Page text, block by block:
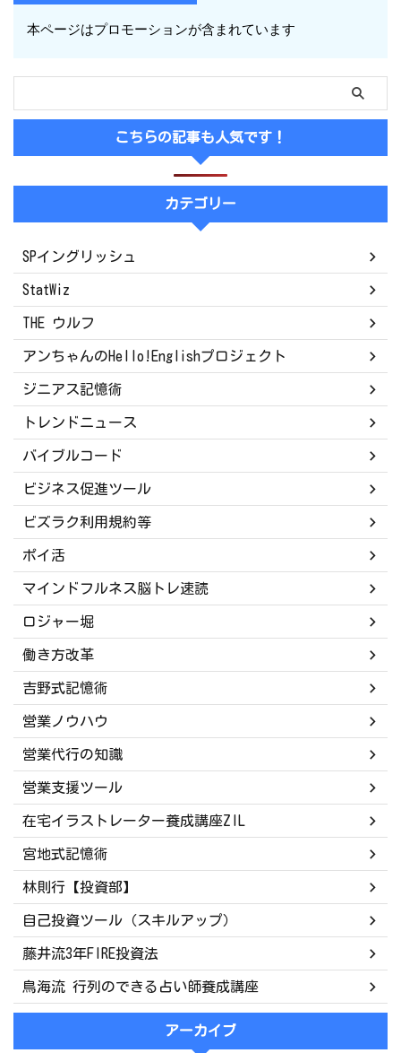
本ページはプロモーションが含まれています
こちらの記事も人気です！
カテゴリー
SPイングリッシュ
StatWiz
THE ウルフ
アンちゃんのHello!Englishプロジェクト
ジニアス記憶術
トレンドニュース
バイブルコード
ビジネス促進ツール
ビズラク利用規約等
ポイ活
マインドフルネス脳トレ速読
ロジャー堀
働き方改革
吉野式記憶術
営業ノウハウ
営業代行の知識
営業支援ツール
在宅イラストレーター養成講座ZIL
宮地式記憶術
林則行【投資部】
自己投資ツール（スキルアップ）
藤井流3年FIRE投資法
鳥海流 行列のできる占い師養成講座
アーカイブ